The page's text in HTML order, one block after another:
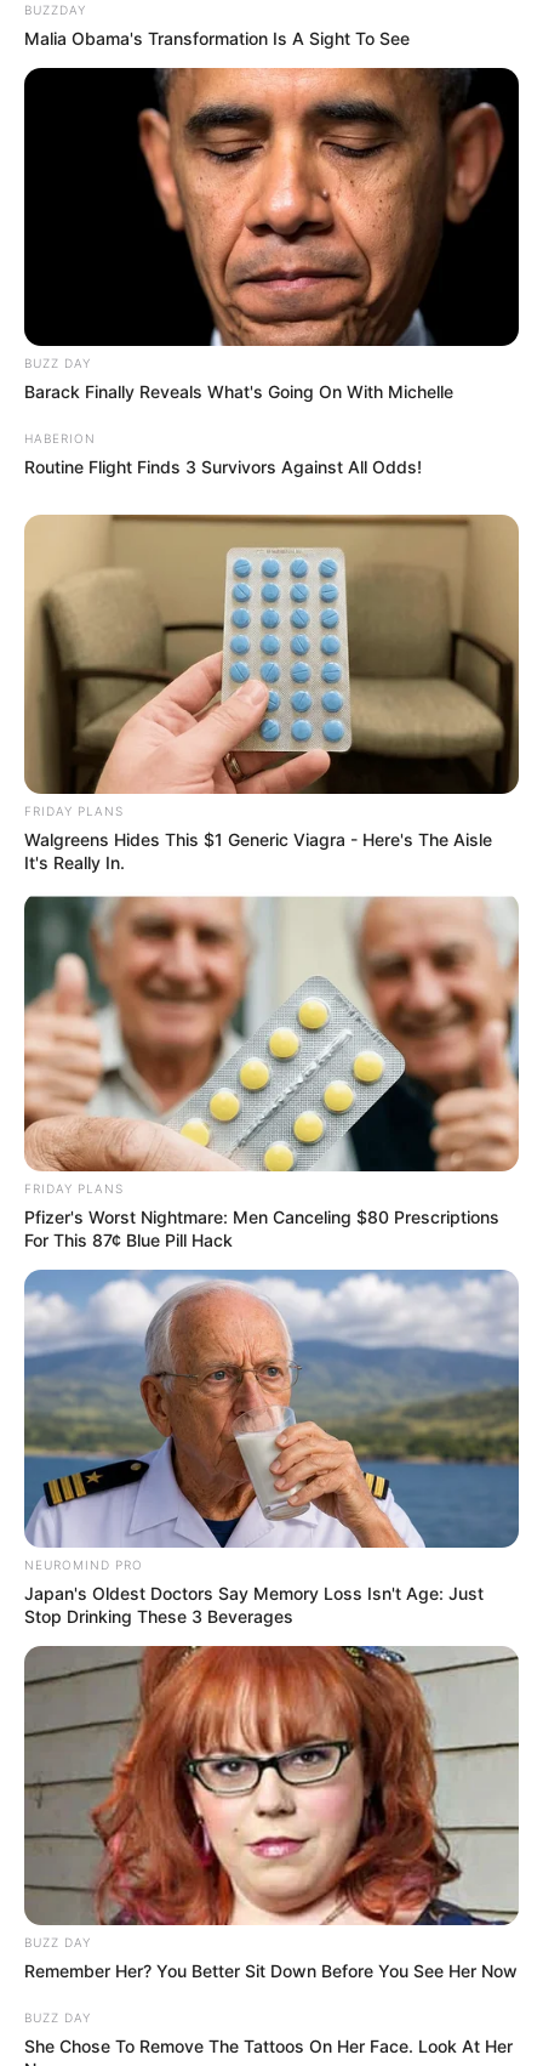
BUZZDAY
Malia Obama's Transformation Is A Sight To See
BUZZ DAY
Barack Finally Reveals What's Going On With Michelle
HABERION
Routine Flight Finds 3 Survivors Against All Odds!
FRIDAY PLANS
Walgreens Hides This $1 Generic Viagra - Here's The Aisle
It's Really In.
FRIDAY PLANS
Pfizer's Worst Nightmare: Men Canceling $80 Prescriptions
For This 87¢ Blue Pill Hack
NEUROMIND PRO
Japan's Oldest Doctors Say Memory Loss Isn't Age: Just
Stop Drinking These 3 Beverages
BUZZ DAY
Remember Her? You Better Sit Down Before You See Her Now
BUZZ DAY
She Chose To Remove The Tattoos On Her Face. Look At Her